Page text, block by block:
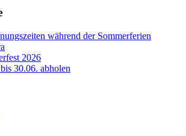
während der Sommerferien
2026
30.06. abholen